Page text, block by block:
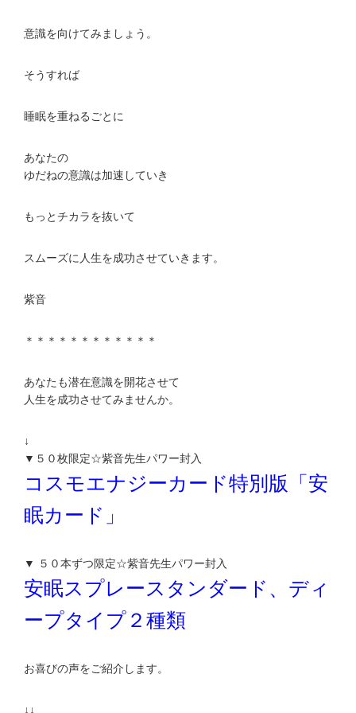
意識を向けてみましょう。
そうすれば
睡眠を重ねるごとに
あなたの
ゆだねの意識は加速していき
もっとチカラを抜いて
スムーズに人生を成功させていきます。
紫音
＊＊＊＊＊＊＊＊＊＊＊＊
あなたも潜在意識を開花させて
人生を成功させてみませんか。
↓
▼５０枚限定☆紫音先生パワー封入
コスモエナジーカード特別版「安
眠カード」
▼ ５０本ずつ限定☆紫音先生パワー封入
安眠スプレースタンダード、ディ
ープタイプ２種類
お喜びの声をご紹介します。
↓↓